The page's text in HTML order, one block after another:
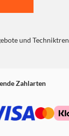
und
Zahlarten